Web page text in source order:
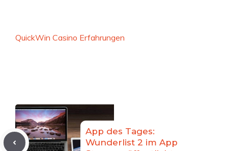
QuickWin Casino Erfahrungen
App des Tages:
Wunderlist 2 im App